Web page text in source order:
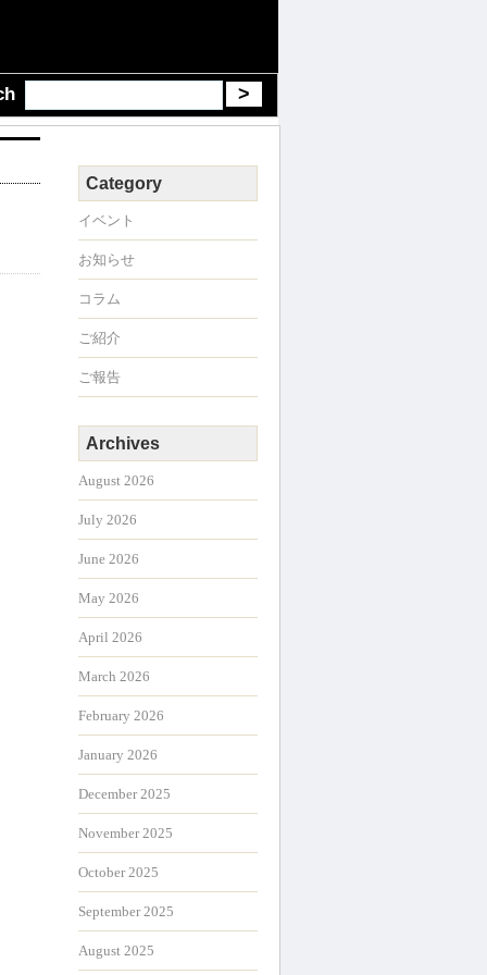
Category
イベント
お知らせ
コラム
ご紹介
ご報告
Archives
August 2026
July 2026
June 2026
May 2026
April 2026
March 2026
February 2026
January 2026
December 2025
November 2025
October 2025
September 2025
August 2025